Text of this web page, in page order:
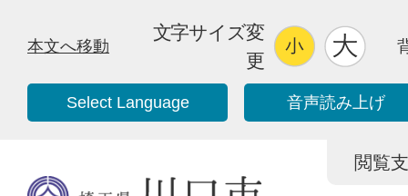
本文へ移動
文字サイズ変
更
Select Language 音声読み上げ
閲覧